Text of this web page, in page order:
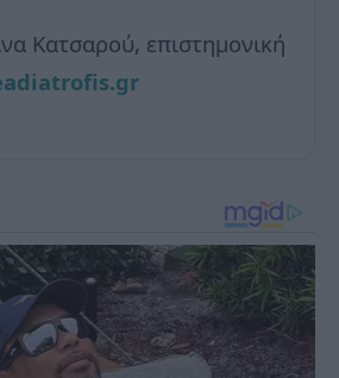
Κατσαρού, επιστημονική